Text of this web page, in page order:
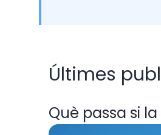
Últimes
Què passa si